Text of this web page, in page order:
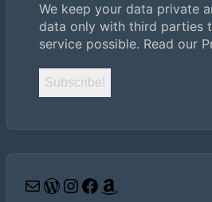
We keep your data private
data only with third parties
service possible. Read our